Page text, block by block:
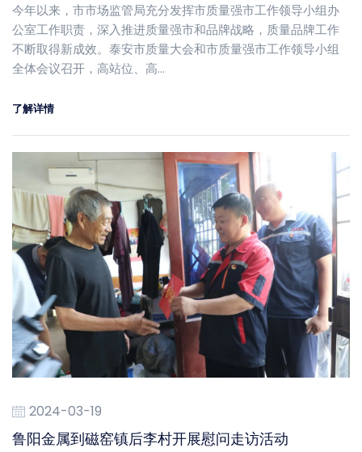
今年以来，市市场监管局充分发挥市质量强市工作领导小组办
公室工作职责，深入推进质量强市和品牌战略，质量品牌工作
不断取得新成效。泰安市质量大会和市质量强市工作领导小组
全体会议召开，高站位、高…
了解详情
2024-03-19
鲁阳金属到磁窑镇后李村开展慰问走访活动